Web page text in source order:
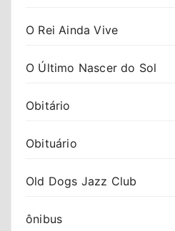
O Rei Ainda Vive
O Último Nascer do Sol
Obitário
Obituário
Old Dogs Jazz Club
ônibus